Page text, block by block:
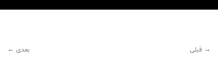
→ قبلی بعدی ←